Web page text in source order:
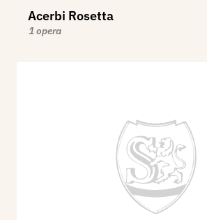
Acerbi Rosetta
1 opera